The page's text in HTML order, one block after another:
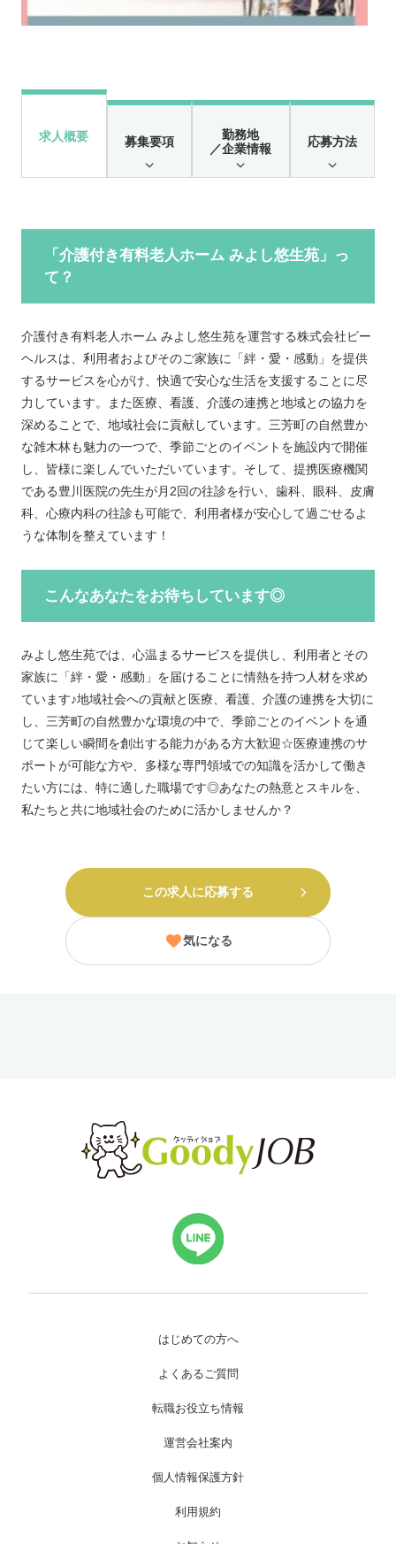
求人概要 募集要項
勤務地
／企業情報
応募方法
「介護付き有料老人ホーム みよし悠生苑」っ
て？
介護付き有料老人ホーム みよし悠生苑を運営する株式会社ビー
ヘルスは、利用者およびそのご家族に「絆・愛・感動」を提供
するサービスを心がけ、快適で安心な生活を支援することに尽
力しています。また医療、看護、介護の連携と地域との協力を
深めることで、地域社会に貢献しています。三芳町の自然豊か
な雑木林も魅力の一つで、季節ごとのイベントを施設内で開催
し、皆様に楽しんでいただいています。そして、提携医療機関
である豊川医院の先生が月2回の往診を行い、歯科、眼科、皮膚
科、心療内科の往診も可能で、利用者様が安心して過ごせるよ
うな体制を整えています！
こんなあなたをお待ちしています◎
みよし悠生苑では、心温まるサービスを提供し、利用者とその
家族に「絆・愛・感動」を届けることに情熱を持つ人材を求め
ています♪地域社会への貢献と医療、看護、介護の連携を大切に
し、三芳町の自然豊かな環境の中で、季節ごとのイベントを通
じて楽しい瞬間を創出する能力がある方大歓迎☆医療連携のサ
ポートが可能な方や、多様な専門領域での知識を活かして働き
たい方には、特に適した職場です◎あなたの熱意とスキルを、
私たちと共に地域社会のために活かしませんか？
この求人に応募する
気になる
はじめての方へ
よくあるご質問
転職お役立ち情報
運営会社案内
個人情報保護方針
利用規約